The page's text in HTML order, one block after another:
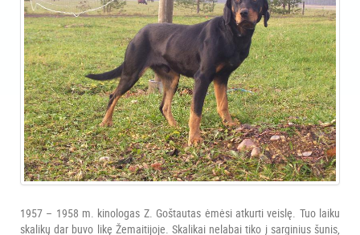
1957 – 1958 m. kinologas Z. Goštautas ėmėsi atkurti veislę. Tuo laiku
skalikų dar buvo likę Žemaitijoje. Skalikai nelabai tiko į sarginius šunis,